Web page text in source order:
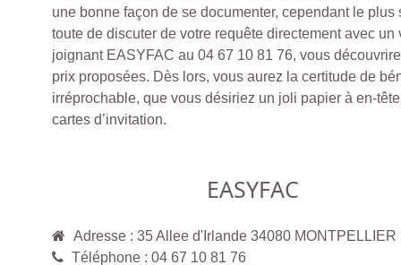
une bonne façon de se documenter, cependant le plus
toute de discuter de votre requête directement avec un
joignant EASYFAC au 04 67 10 81 76, vous
prix proposées. Dès lors, vous aurez la certitude de
irréprochable, que vous désiriez un joli papier à en-
cartes d’invitation.
EASYFAC
Adresse : 35 Allee d'Irlande 34080 MONTPELLIER
Téléphone : 04 67 10 81 76